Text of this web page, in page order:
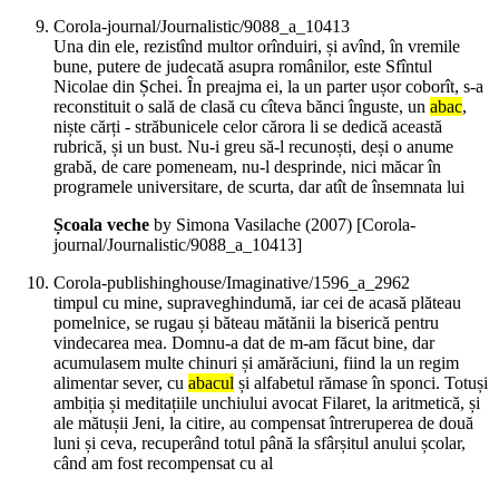
Corola-journal/Journalistic/9088_a_10413
Una din ele, rezistînd multor orînduiri, și avînd, în vremile
bune, putere de judecată asupra românilor, este Sfîntul
Nicolae din Șchei. În preajma ei, la un parter ușor coborît, s-a
reconstituit o sală de clasă cu cîteva bănci înguste, un abac,
niște cărți - străbunicele celor cărora li se dedică această
rubrică, și un bust. Nu-i greu să-l recunoști, deși o anume
grabă, de care pomeneam, nu-l desprinde, nici măcar în
programele universitare, de scurta, dar atît de însemnata lui
Școala veche by Simona Vasilache (2007) [Corola-
journal/Journalistic/9088_a_10413]
Corola-publishinghouse/Imaginative/1596_a_2962
timpul cu mine, supraveghindumă, iar cei de acasă plăteau
pomelnice, se rugau și băteau mătănii la biserică pentru
vindecarea mea. Domnu-a dat de m-am făcut bine, dar
acumulasem multe chinuri și amărăciuni, fiind la un regim
alimentar sever, cu abacul și alfabetul rămase în sponci. Totuși
ambiția și meditațiile unchiului avocat Filaret, la aritmetică, și
ale mătușii Jeni, la citire, au compensat întreruperea de două
luni și ceva, recuperând totul până la sfârșitul anului școlar,
când am fost recompensat cu al